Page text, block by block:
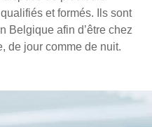
et formés. Ils sont
Belgique afin d’être chez
de jour comme de nuit.